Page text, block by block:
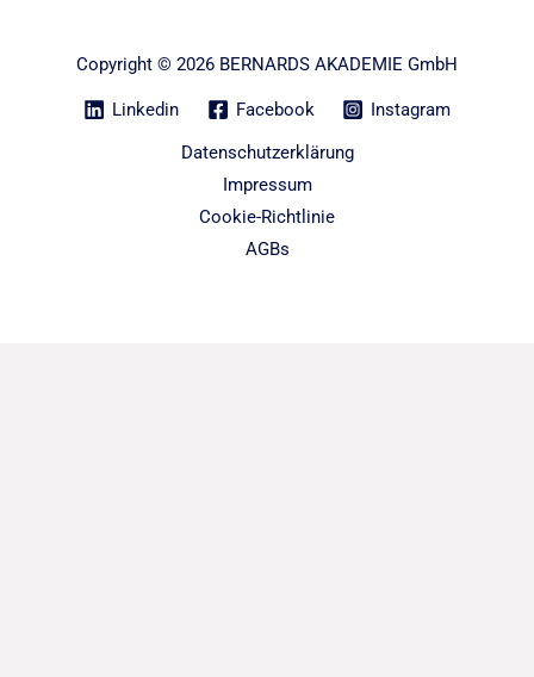
Copyright © 2026 BERNARDS AKADEMIE GmbH
Linkedin Facebook
Instagram
Datenschutzerklärung
Impressum
Cookie-Richtlinie
AGBs